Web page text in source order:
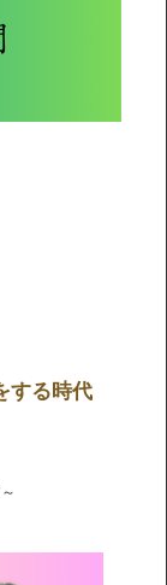
する時代